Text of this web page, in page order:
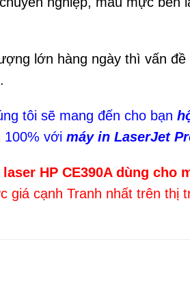
lớn hàng ngày thì vấn đề
tôi sẽ mang đến cho bạn
100% với máy in LaserJet
HP CE390A dùng cho
giá cạnh Tranh nhất trên thị